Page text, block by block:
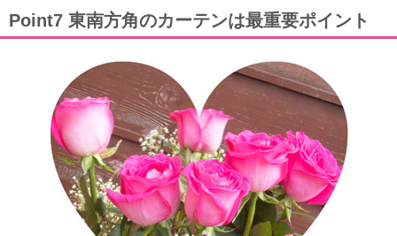
Point7 東南方角のカーテンは最重要ポイント